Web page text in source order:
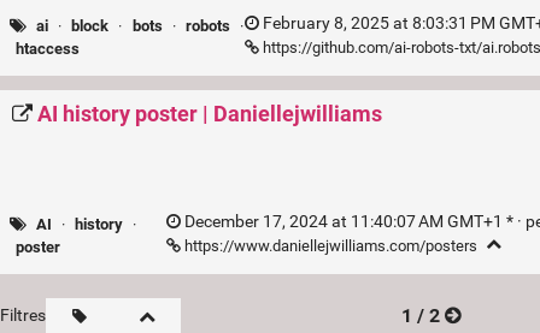
ai · block · bots · robots
·
htaccess
February 8, 2025 at 8:03:31 PM
https://github.com/ai-robots-txt/
AI history poster | Daniellejwilliams
AI · history ·
poster
December 17, 2024 at 11:40:07 AM GMT+1 * ·
https://www.daniellejwilliams.com/posters
Filtres 1 / 2